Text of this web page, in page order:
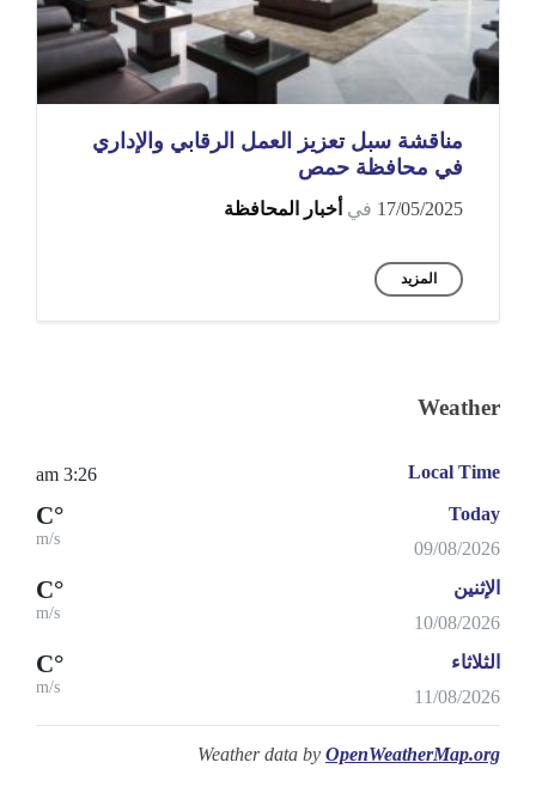
مناقشة سبل تعزيز العمل الرقابي والإداري
في محافظة حمص
17/05/2025 في أخبار المحافظة
المزيد
Weather
Local Time
3:26 am
Today
09/08/2026
°C
m/s
الإثنين
10/08/2026
°C
m/s
الثلاثاء
11/08/2026
°C
m/s
Weather data by OpenWeatherMap.org